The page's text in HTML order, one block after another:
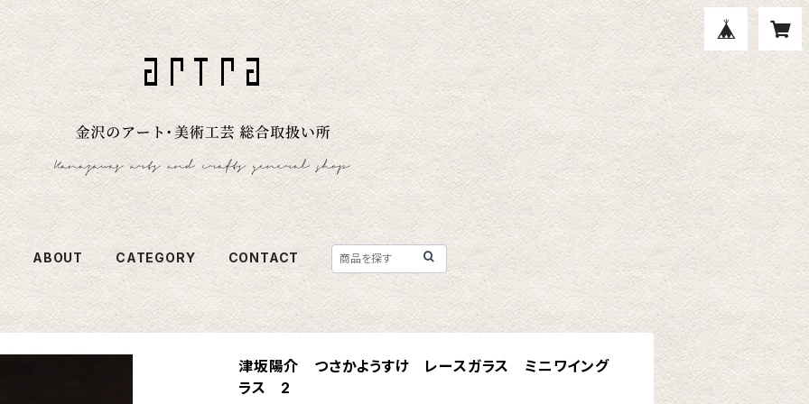
ABOUT CATEGORY CONTACT
津坂陽介 つさかようすけ レースガラス ミニワイング
ラス 2